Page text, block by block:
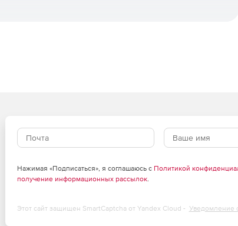
Нажимая «Подписаться», я соглашаюсь с Политикой
получение информационных рассылок.
Этот сайт защищен SmartCaptcha от Yandex Cloud - Уведомление